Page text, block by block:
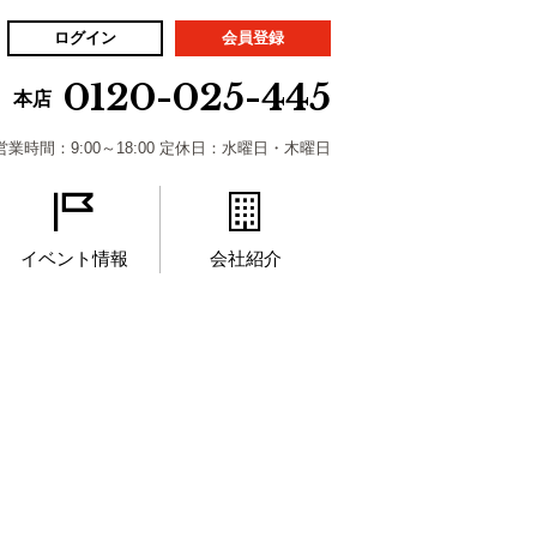
ログイン 会員登録
本店 0120-025-445
業時間：9:00～18:00 定休日：水曜日・木曜日
イベント情報 会社紹介